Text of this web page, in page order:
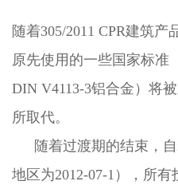
随着305/2011 CPR建筑
原先使用的一些国家标准
DIN V4113-3铝合金）将
所取代。
随着过渡期的结束，
地区为2012-07-1），所